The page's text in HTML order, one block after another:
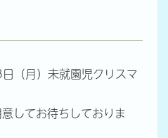
（月）未就園児クリスマ
してお待ちしておりま